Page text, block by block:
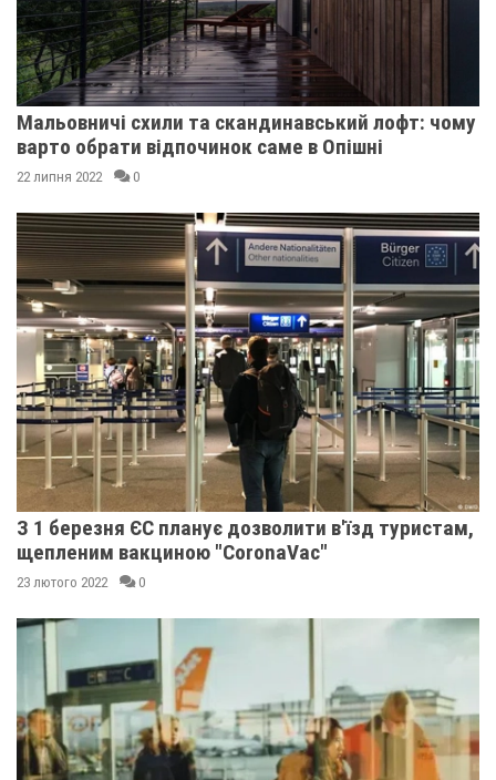
Мальовничі схили та скандинавський лофт: чому
варто обрати відпочинок саме в Опішні
22 липня 2022 0
З 1 березня ЄС планує дозволити в'їзд туристам,
щепленим вакциною "CoronaVac"
23 лютого 2022 0